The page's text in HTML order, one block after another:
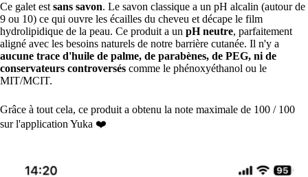
Ce galet est sans savon. Le savon classique a un pH alcalin (autour de
9 ou 10) ce qui ouvre les écailles du cheveu et décape le film
hydrolipidique de la peau. Ce produit a un pH neutre, parfaitement
aligné avec les besoins naturels de notre barrière cutanée. Il n'y a
aucune trace d'huile de palme, de parabènes, de PEG, ni de
conservateurs controversés comme le phénoxyéthanol ou le
MIT/MCIT.
Grâce à tout cela, ce produit a obtenu la note maximale de 100 / 100
sur l'application Yuka ❤️